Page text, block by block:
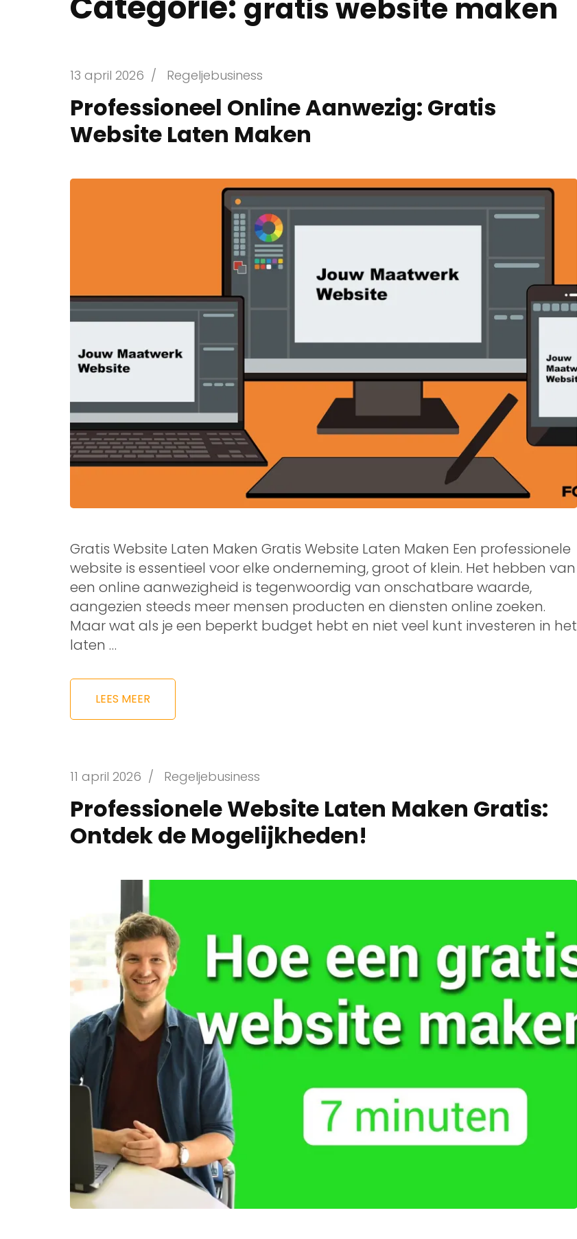
gratis website maken
13 april 2026 / Regeljebusiness
Professioneel Online Aanwezig: Gratis
Website Laten Maken
Gratis Website Laten Maken Gratis Website Laten Maken Een professionele
website is essentieel voor elke onderneming, groot of klein. Het hebben van
een online aanwezigheid is tegenwoordig van onschatbare waarde,
aangezien steeds meer mensen producten en diensten online zoeken.
Maar wat als je een beperkt budget hebt en niet veel kunt investeren in het
laten …
LEES MEER
11 april 2026 / Regeljebusiness
Professionele Website Laten Maken Gratis:
Ontdek de Mogelijkheden!